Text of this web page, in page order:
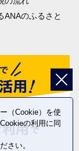
ANAのふるさと
（Cookie）を使
の利用に同
さい。